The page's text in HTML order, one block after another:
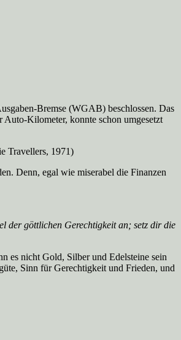
Bremse (WGAB) beschlossen. Das
Auto-Kilometer, konnte schon umgesetzt
Travellers, 1971)
Denn, egal wie miserabel die Finanzen
der göttlichen Gerechtigkeit an; setz dir die
es nicht Gold, Silber und Edelsteine sein
Sinn für Gerechtigkeit und Frieden, und